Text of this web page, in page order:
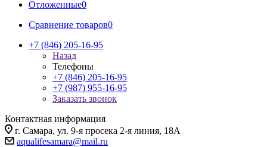
Отложенные0
Сравнение товаров0
+7 (846) 205-16-95
Назад
Телефоны
+7 (846) 205-16-95
+7 (987) 955-16-95
Заказать звонок
Контактная информация
г. Самара, ул. 9-я просека 2-я линия, 18А
aqualifesamara@mail.ru